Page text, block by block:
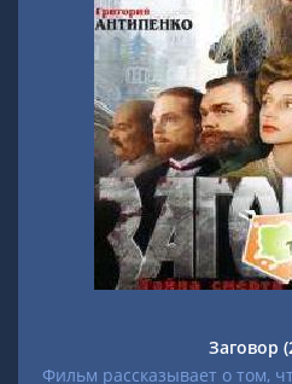
Заговор
Фильм рассказывает о том,